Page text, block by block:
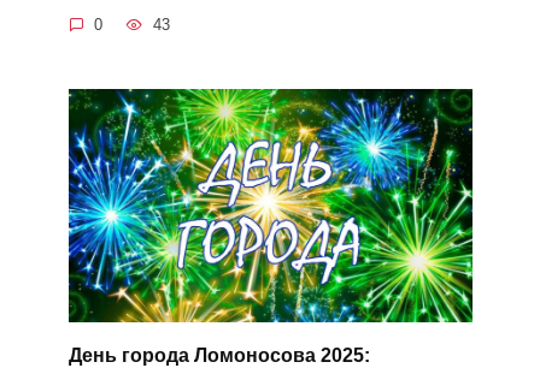
0 43
День города Ломоносова 2025: